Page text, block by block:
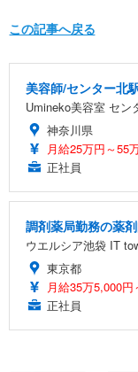
この記事へ戻る
美容師/センター北
Umineko美容室 セン
神奈川県
月給25万円～55
正社員
調剤薬局勤務の薬
ウエルシア池袋 IT
東京都
月給35万5,000円
正社員